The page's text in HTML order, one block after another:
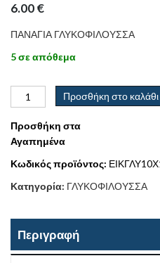
6.00€
ΠΑΝΑΓΙΑ ΓΛΥΚΟΦΙΛΟΥΣΣΑ
5 σε απόθεμα
Προσθήκη στο καλάθι
Προσθήκη στα
Αγαπημένα
Κωδικός προϊόντος:
Κατηγορία: ΓΛΥΚΟΦΙΛΟΥΣΣΑ
Περιγραφή